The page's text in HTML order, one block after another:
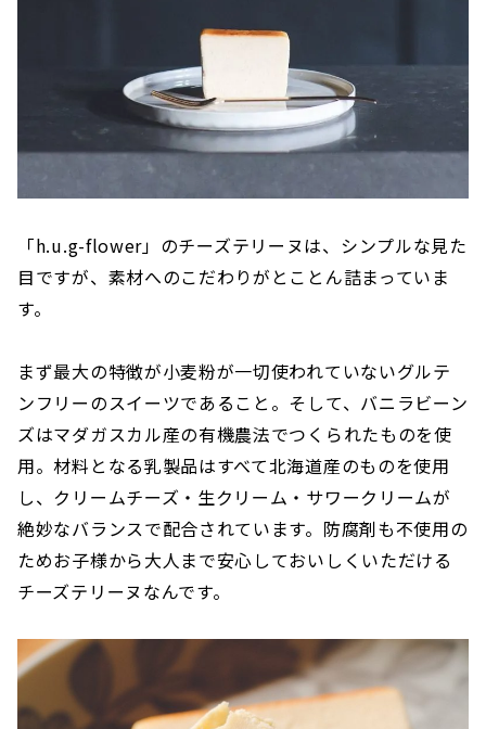
「h.u.g-flower」のチーズテリーヌは、シンプルな見た
目ですが、素材へのこだわりがとことん詰まっていま
す。
まず最大の特徴が小麦粉が一切使われていないグルテ
ンフリーのスイーツであること。そして、バニラビーン
ズはマダガスカル産の有機農法でつくられたものを使
用。材料となる乳製品はすべて北海道産のものを使用
し、クリームチーズ・生クリーム・サワークリームが
絶妙なバランスで配合されています。防腐剤も不使用の
ためお子様から大人まで安心しておいしくいただける
チーズテリーヌなんです。